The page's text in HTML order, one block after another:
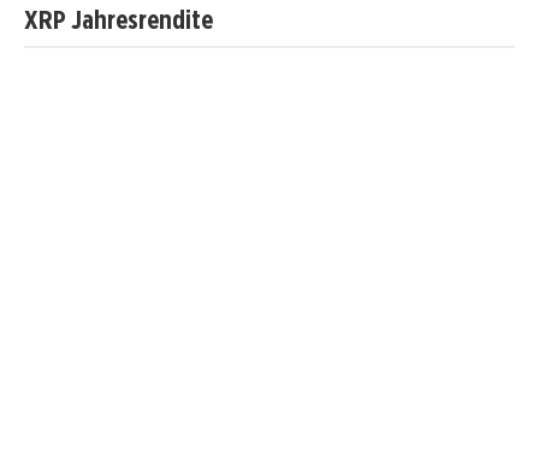
XRP Jahresrendite